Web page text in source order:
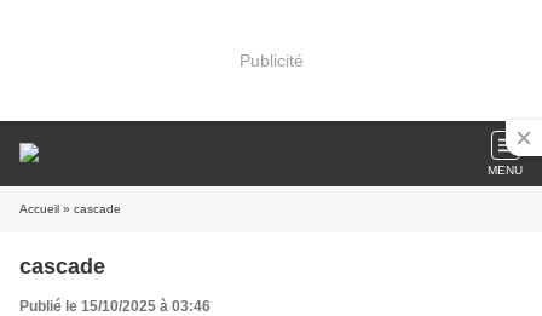
Publicité
MENU
Accueil » cascade
cascade
Publié le 15/10/2025 à 03:46